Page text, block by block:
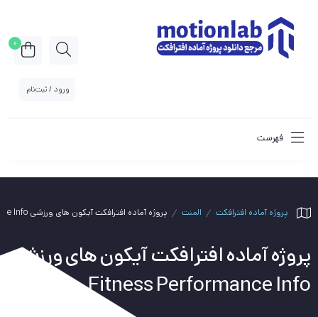
ورود / ثبت‌نام
0
فهرست
پروژه آماده افترافکت المنت پروژه آماده افترافکت آیکون های ورزشی Fitness Performance Info
پروژه آماده افترافکت آیکون های ورزشی
Fitness Performance Info